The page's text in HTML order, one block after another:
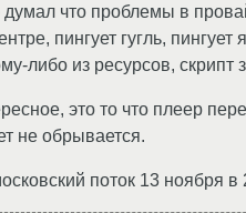
что проблемы в
пингует гугль,
либо из ресурсов,
это то что плеер
не обрывается.
поток 13 ноября